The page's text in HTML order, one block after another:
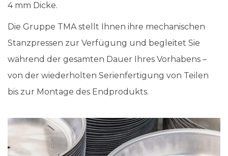
4 mm Dicke.
Die Gruppe TMA stellt Ihnen ihre mechanischen
Stanzpressen zur Verfügung und begleitet Sie
während der gesamten Dauer Ihres Vorhabens –
von der wiederholten Serienfertigung von Teilen
bis zur Montage des Endprodukts.